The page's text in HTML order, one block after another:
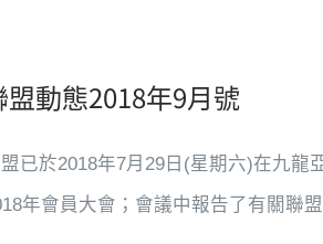
盟動態2018年9月號
已於2018年7月29日(星期六)在九龍
年會員大會；會議中報告了有關聯